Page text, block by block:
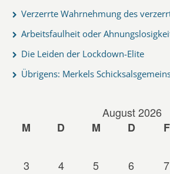
Verzerrte Wahrnehmung des
Arbeitsfaulheit oder
Die Leiden der Lockdown-Elite
Übrigens: Merkels
August 2026
M
D M D F
3
4 5 6 7